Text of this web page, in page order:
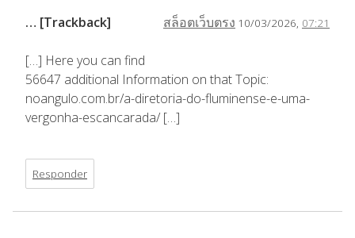
สล็อตเว็บตรง 10/03/2026, 07:21
… [Trackback]
[…] Here you can find
56647 additional Information on that Topic:
noangulo.com.br/a-diretoria-do-fluminense-e-uma-
vergonha-escancarada/ […]
Responder